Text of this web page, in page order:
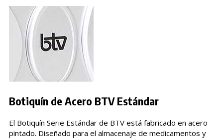
Botiquín de Acero BTV Estándar
El Botiquín Serie Estándar de BTV está fabricado en acero
pintado. Diseñado para el almacenaje de medicamentos y